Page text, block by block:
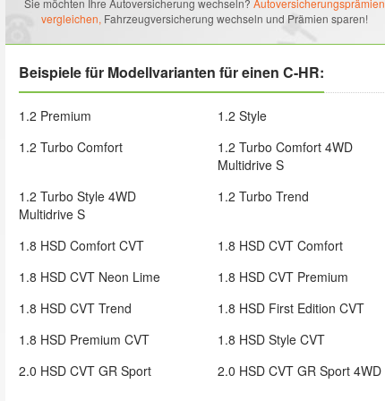
Sie möchten Ihre Autoversicherung wechseln? Autoversicherungsprämien
vergleichen, Fahrzeugversicherung wechseln und Prämien sparen!
Beispiele für Modellvarianten für einen C-HR:
1.2 Premium 1.2 Style
1.2 Turbo Comfort
1.2 Turbo Comfort 4WD
Multidrive S
1.2 Turbo Style 4WD
Multidrive S
1.2 Turbo Trend
1.8 HSD Comfort CVT
1.8 HSD CVT Comfort
1.8 HSD CVT Neon Lime
1.8 HSD CVT Premium
1.8 HSD CVT Trend
1.8 HSD First Edition CVT
1.8 HSD Premium CVT
1.8 HSD Style CVT
2.0 HSD CVT GR Sport
2.0 HSD CVT GR Sport 4WD